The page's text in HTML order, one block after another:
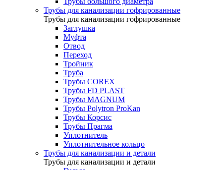
Трубы для канализации гофрированные
Трубы для канализации гофрированные
Заглушка
Муфта
Отвод
Переход
Тройник
Труба
Трубы COREX
Трубы FD PLAST
Трубы MAGNUM
Трубы Polytron ProKan
Трубы Корсис
Трубы Прагма
Уплотнитель
Уплотнительное кольцо
Трубы для канализации и детали
Трубы для канализации и детали